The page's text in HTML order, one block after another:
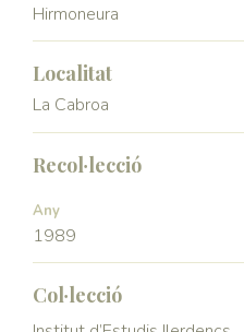
Hirmoneura
Localitat
La Cabroa
Recol·lecció
Any
1989
Col·lecció